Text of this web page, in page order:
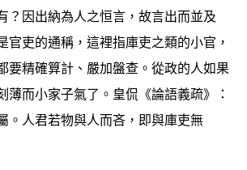
？因出納為人之恒言，故言出而並及
吏的通稱，這裡指庫吏之類的小官，
要精確算計、嚴加盤查。從政的人如果
薄而小家子氣了。皇侃《論語義疏》：
。人君若物與人而吝，即與庫吏無